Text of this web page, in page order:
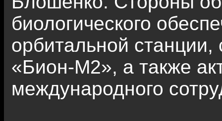
биологического
орбитальной станции,
«Бион-М2», а также
международного